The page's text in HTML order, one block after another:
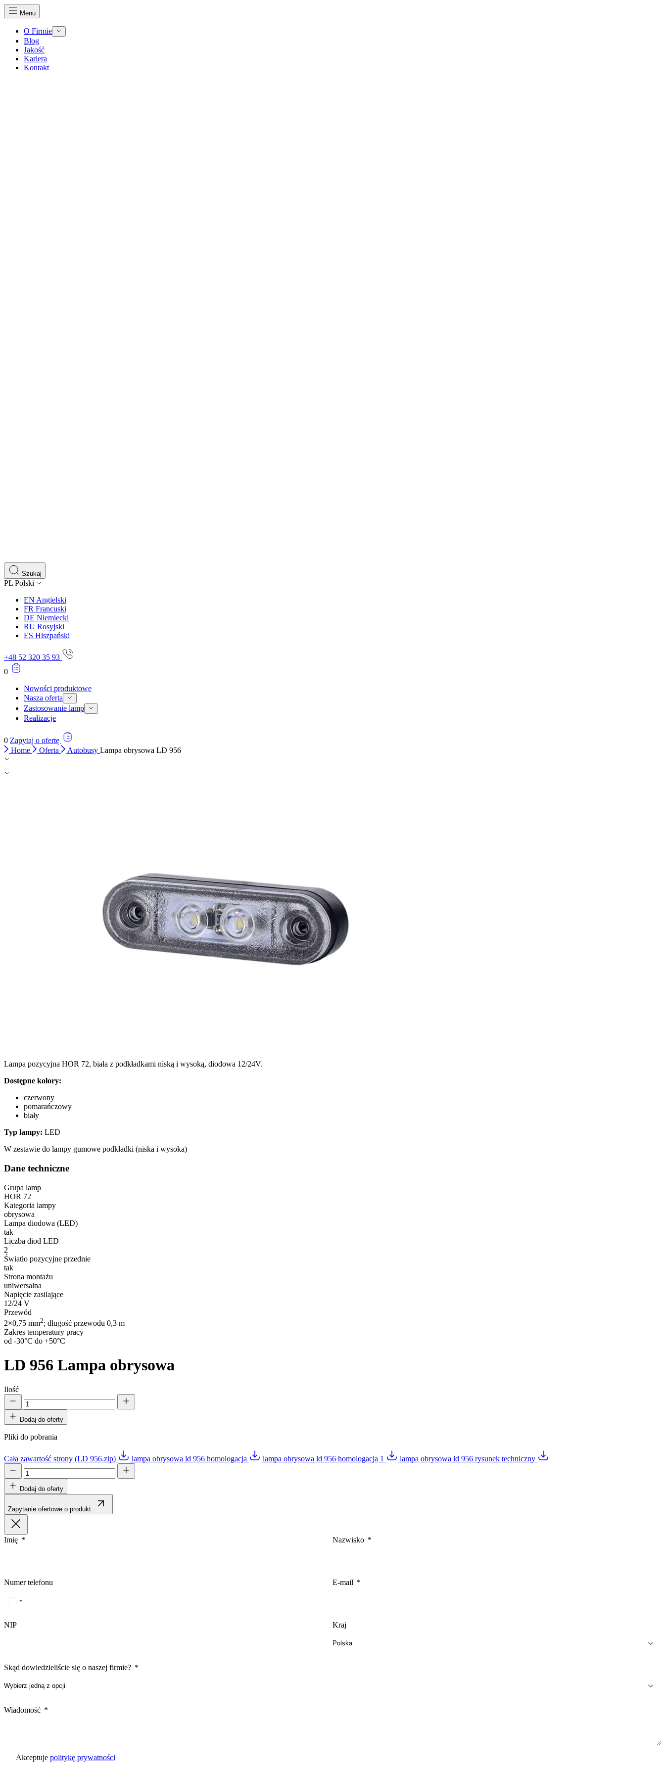
Menu
O Firmie
Blog
Jakość
Kariera
Kontakt
Szukaj
PL Polski
EN Angielski
FR Francuski
DE Niemiecki
RU Rosyjski
ES Hiszpański
+48 52 320 35 93
0
Nowości produktowe
Nasza oferta
Zastosowanie lamp
Realizacje
0 Zapytaj o ofertę
Home
Oferta Autobusy Lampa obrysowa LD 956
Lampa pozycyjna HOR 72, biała z podkładkami niską i wysoką, diodowa 12/24V.
Dostępne kolory:
czerwony
pomarańczowy
biały
Typ lampy: LED
W zestawie do lampy gumowe podkładki (niska i wysoka)
Dane techniczne
Grupa lamp
HOR 72
Kategoria lampy
obrysowa
Lampa diodowa (LED)
tak
Liczba diod LED
2
Światło pozycyjne przednie
tak
Strona montażu
uniwersalna
Napięcie zasilające
12/24 V
Przewód
2×0,75 mm2; długość przewodu 0,3 m
Zakres temperatury pracy
od -30°C do +50°C
LD 956 Lampa obrysowa
Ilość
Dodaj do oferty
Pliki do pobrania
Cała zawartość strony (LD 956.zip) lampa obrysowa ld 956 homologacja lampa obrysowa ld 956 homologacja 1 lampa obrysowa ld 956 rysunek techniczny
Dodaj do oferty
Zapytanie ofertowe o produkt
Imię Nazwisko
Numer telefonu E-mail
NIP Kraj
Skąd dowiedzieliście się o naszej firmie?
Wiadomość
Akceptuje politykę prywatności
gromadząc i zgłaszając anonimowe informacje.